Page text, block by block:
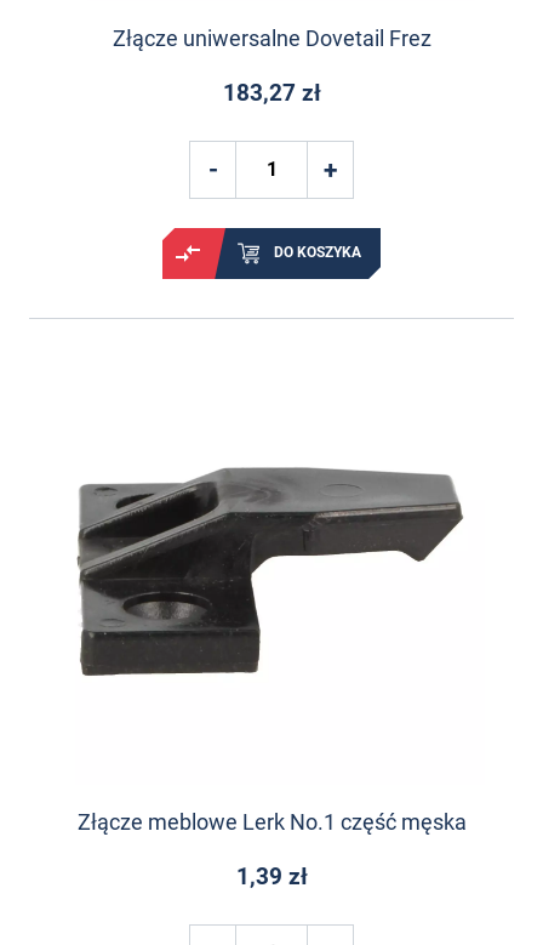
Złącze uniwersalne Dovetail Frez
183,27 zł
DO KOSZYKA
Złącze meblowe Lerk No.1 część męska
1,39 zł